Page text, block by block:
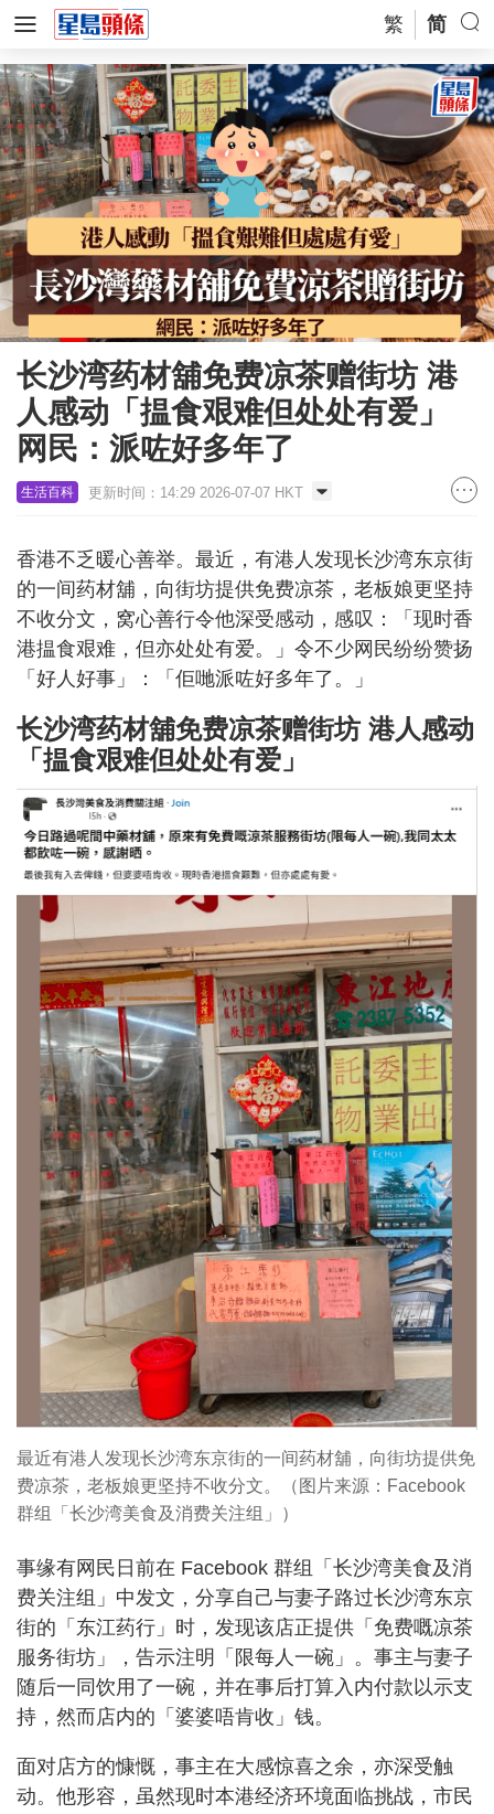
繁 简
长沙湾药材舖免费凉茶赠街坊 港
人感动「揾食艰难但处处有爱」
网民：派咗好多年了
生活百科 更新时间：14:29 2026-07-07 HKT
香港不乏暖心善举。最近，有港人发现长沙湾东京街
的一间药材舖，向街坊提供免费凉茶，老板娘更坚持
不收分文，窝心善行令他深受感动，感叹：「现时香
港揾食艰难，但亦处处有爱。」令不少网民纷纷赞扬
「好人好事」：「佢哋派咗好多年了。」
长沙湾药材舖免费凉茶赠街坊 港人感动
「揾食艰难但处处有爱」
最近有港人发现长沙湾东京街的一间药材舖，向街坊提供免
费凉茶，老板娘更坚持不收分文。（图片来源：Facebook
群组「长沙湾美食及消费关注组」）
事缘有网民日前在 Facebook 群组「长沙湾美食及消
费关注组」中发文，分享自己与妻子路过长沙湾东京
街的「东江药行」时，发现该店正提供「免费嘅凉茶
服务街坊」，告示注明「限每人一碗」。事主与妻子
随后一同饮用了一碗，并在事后打算入内付款以示支
持，然而店内的「婆婆唔肯收」钱。
面对店方的慷慨，事主在大感惊喜之余，亦深受触
动。他形容，虽然现时本港经济环境面临挑战，市民